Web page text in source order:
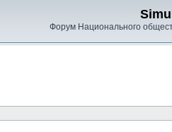
Форум Национального